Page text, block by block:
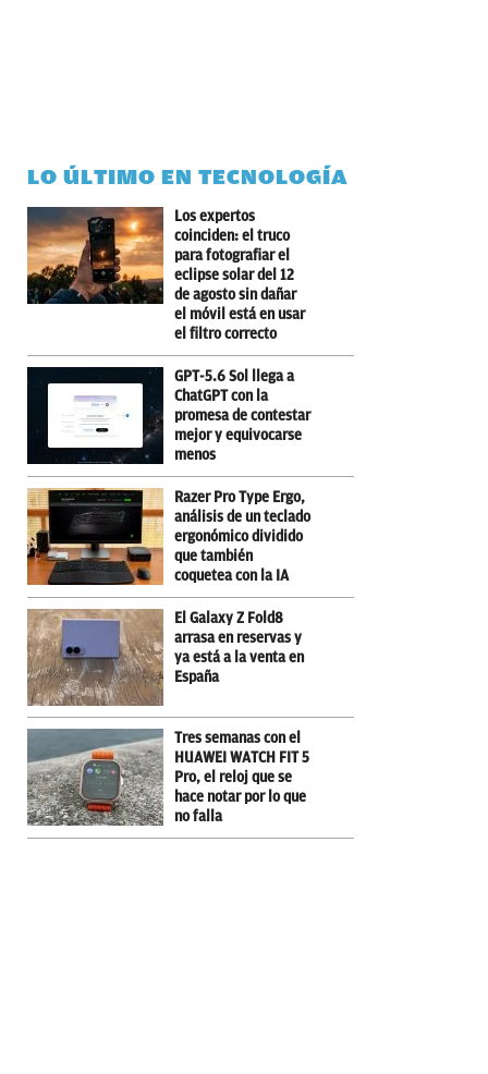
LO ÚLTIMO EN TECNOLOGÍA
Los expertos
coinciden: el truco
para fotografiar el
eclipse solar del 12
de agosto sin dañar
el móvil está en usar
el filtro correcto
GPT-5.6 Sol llega a
ChatGPT con la
promesa de contestar
mejor y equivocarse
menos
Razer Pro Type Ergo,
análisis de un teclado
ergonómico dividido
que también
coquetea con la IA
El Galaxy Z Fold8
arrasa en reservas y
ya está a la venta en
España
Tres semanas con el
HUAWEI WATCH FIT 5
Pro, el reloj que se
hace notar por lo que
no falla